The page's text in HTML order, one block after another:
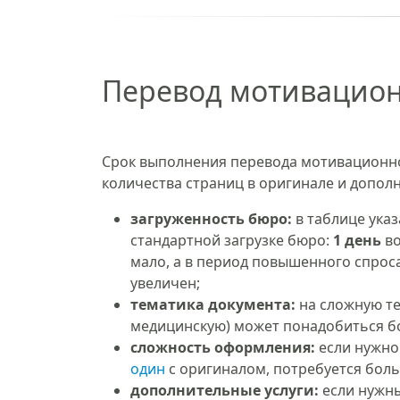
Перевод
Срок выполнения перевода
количества страниц в оригинале и
загруженность бюро: в таблице
стандартной загрузке бюро: 1 день
мало, а в период повышенного
увеличен;
тематика документа: на сложную
медицинскую) может понадобиться
сложность оформления: если
один с оригиналом, потребуется
дополнительные услуги: если